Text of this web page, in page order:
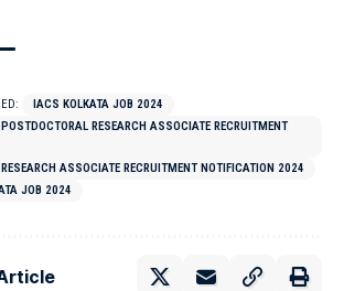
IACS KOLKATA JOB 2024
RESEARCH ASSOCIATE RECRUITMENT
ASSOCIATE RECRUITMENT NOTIFICATION 2024
JOB 2024